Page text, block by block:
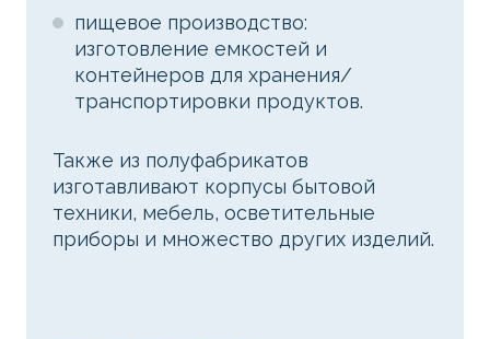
пищевое производство:
изготовление емкостей и
контейнеров для хранения/
транспортировки продуктов.
Также из полуфабрикатов
изготавливают корпусы бытовой
техники, мебель, осветительные
приборы и множество других изделий.